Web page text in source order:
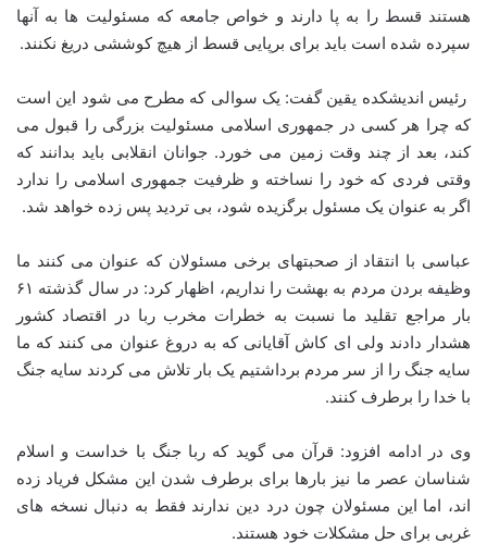
هستند قسط را به پا دارند و خواص جامعه که مسئولیت ها به آنها
سپرده شده است باید برای برپایی قسط از هیچ کوششی دریغ نکنند.
رئیس اندیشکده یقین گفت: یک سوالی که مطرح می شود این است
که چرا هر کسی در جمهوری اسلامی مسئولیت بزرگی را قبول می
کند، بعد از چند وقت زمین می خورد. جوانان انقلابی باید بدانند که
وقتی فردی که خود را نساخته و ظرفیت جمهوری اسلامی را ندارد
اگر به عنوان یک مسئول برگزیده شود، بی تردید پس زده خواهد شد.
عباسی با انتقاد از صحبتهای برخی مسئولان که عنوان می کنند ما
وظیفه بردن مردم به بهشت را نداریم، اظهار کرد: در سال گذشته ۶۱
بار مراجع تقلید ما نسبت به خطرات مخرب ربا در اقتصاد کشور
هشدار دادند ولی ای کاش آقایانی که به دروغ عنوان می کنند که ما
سایه جنگ را از سر مردم برداشتیم یک بار تلاش می کردند سایه جنگ
با خدا را برطرف کنند.
وی در ادامه افزود: قرآن می گوید که ربا جنگ با خداست و اسلام
شناسان عصر ما نیز بارها برای برطرف شدن این مشکل فریاد زده
اند، اما این مسئولان چون درد دین ندارند فقط به دنبال نسخه های
غربی برای حل مشکلات خود هستند.